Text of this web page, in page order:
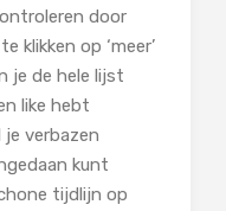
door
klikken op ‘meer’
je de hele lijst
like hebt
verbazen
kunt
tijdlijn op